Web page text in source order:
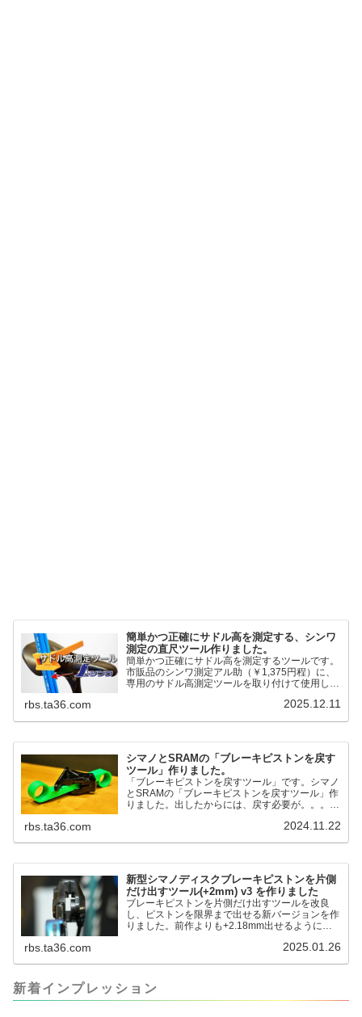
簡単かつ正確にサドル高を測定する、シンワ
測定の直尺ツール作りました。
簡単かつ正確にサドル高を測定するツールです。
市販品のシンワ測定アル助（￥1,375円程）に、
専用のサドル高測定ツールを取り付けて使用しま
るようになりました。シンワ測定(Shinwa
Sokutei)￥1,375Amazon.c...
rbs.ta36.com 2025.12.11
シマノとSRAMの「ブレーキピストンを戻す
ツール」作りました。
「ブレーキピストンを戻すツール」です。シマノ
とSRAMの「ブレーキピストンを戻すツール」作
りました。出したからには、戻す必要が。。。で
だと。。。▶「ブレーキピストンを戻すツール」
るのかというと、出ているピス...
rbs.ta36.com 2024.11.22
新型シマノディスクブレーキピストンを片側
だけ出すツール(+2mm) v3 を作りました
ブレーキピストンを片側だけ出すツールを改良
し、ピストンを限界まで出せる新バージョンを作
りました。前作よりも+2.18mm出せるようにな
って、オイル漏れするまで試しました。最も安全
ましたが、ギリギリまで攻めてますのでピストン
内部の汚れをさらに掃除できると思います。前作
rbs.ta36.com 2025.01.26
新着インプレッション